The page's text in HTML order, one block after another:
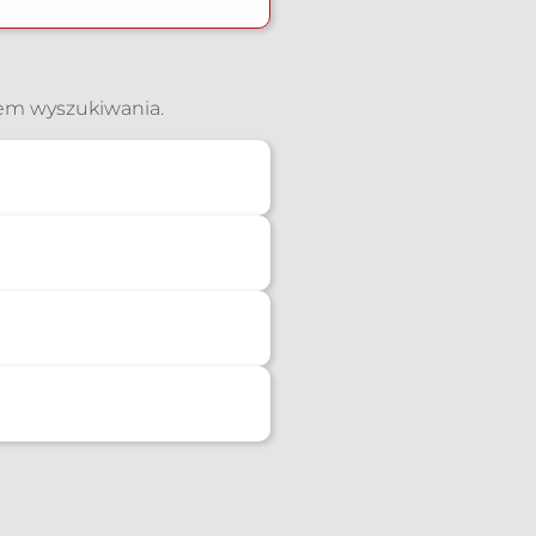
wyszukiwania.